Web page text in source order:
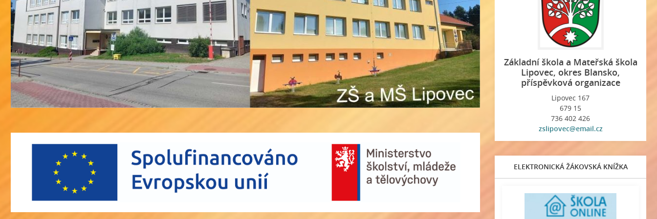
Základní škola a Mateřská škola
Lipovec, okres Blansko,
příspěvková organizace
Lipovec 167
679 15
736 402 426
zslipovec@email.cz
ELEKTRONICKÁ ŽÁKOVSKÁ KNÍŽKA